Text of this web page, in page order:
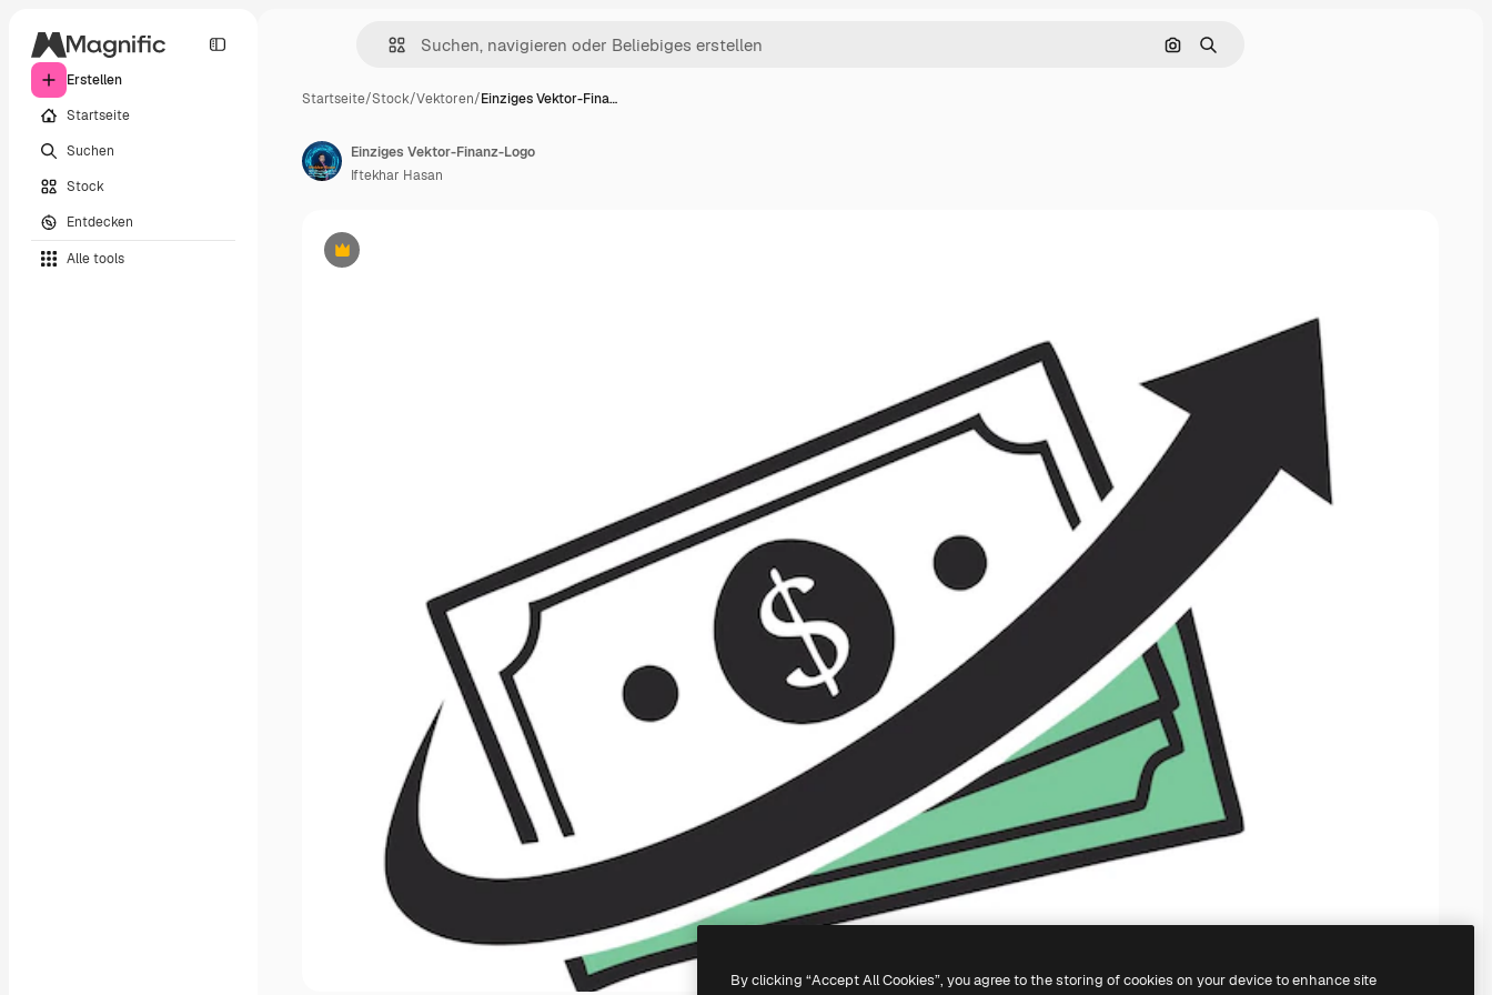
Erstellen
Startseite
Suchen
Stock
Entdecken
Alle tools
Nach Bild suchen
Suchen
Startseite/Stock/Vektoren/Einziges Vektor-Fina…
Premium
Einziges Vektor-Finanz-Logo
Iftekhar Hasan
By clicking “Accept All Cookies”, you agree to the storing of cookies on your device to enhance site